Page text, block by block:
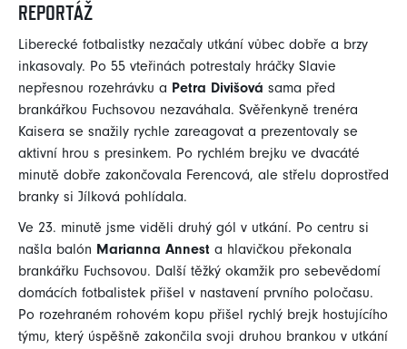
REPORTÁŽ
Liberecké fotbalistky nezačaly utkání vůbec dobře a brzy
inkasovaly. Po 55 vteřinách potrestaly hráčky Slavie
nepřesnou rozehrávku a Petra Divišová sama před
brankářkou Fuchsovou nezaváhala. Svěřenkyně trenéra
Kaisera se snažily rychle zareagovat a prezentovaly se
aktivní hrou s presinkem. Po rychlém brejku ve dvacáté
minutě dobře zakončovala Ferencová, ale střelu doprostřed
branky si Jílková pohlídala.
Ve 23. minutě jsme viděli druhý gól v utkání. Po centru si
našla balón Marianna Annest a hlavičkou překonala
brankářku Fuchsovou. Další těžký okamžik pro sebevědomí
domácích fotbalistek přišel v nastavení prvního poločasu.
Po rozehraném rohovém kopu přišel rychlý brejk hostujícího
týmu, který úspěšně zakončila svoji druhou brankou v utkání